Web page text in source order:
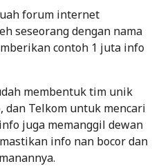
forum internet
seseorang dengan nama
contoh 1 juta info
membentuk tim unik
dan Telkom untuk mencari
juga memanggil dewan
info nan bocor dan